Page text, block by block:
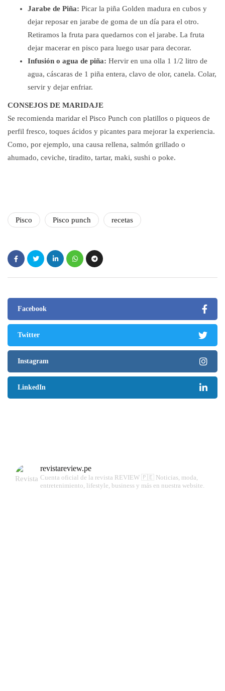
Jarabe de Piña: Picar la piña Golden madura en cubos y
dejar reposar en jarabe de goma de un día para el otro.
Retiramos la fruta para quedarnos con el jarabe. La fruta
dejar macerar en pisco para luego usar para decorar.
Infusión o agua de piña: Hervir en una olla 1 1/2 litro de
agua, cáscaras de 1 piña entera, clavo de olor, canela. Colar,
servir y dejar enfriar.
CONSEJOS DE MARIDAJE
Se recomienda maridar el Pisco Punch con platillos o piqueos de
perfil fresco, toques ácidos y picantes para mejorar la experiencia.
Como, por ejemplo, una causa rellena, salmón grillado o
ahumado, ceviche, tiradito, tartar, maki, sushi o poke.
Pisco Pisco punch recetas
Facebook
Twitter
Instagram
LinkedIn
revistareview.pe
Cuenta oficial de la revista REVIEW 🇵🇪 Noticias, moda,
entretenimiento, lifestyle, business y más en nuestra website.